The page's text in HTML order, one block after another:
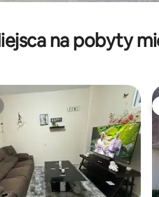
na pobyty